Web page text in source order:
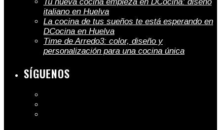
Tu nueva cocina empieza en DCocina: diseño
italiano en Huelva
La cocina de tus sueños te está esperando en
DCocina en Huelva
Time de Arredo3: color, diseño y
personalización para una cocina única
SÍGUENOS